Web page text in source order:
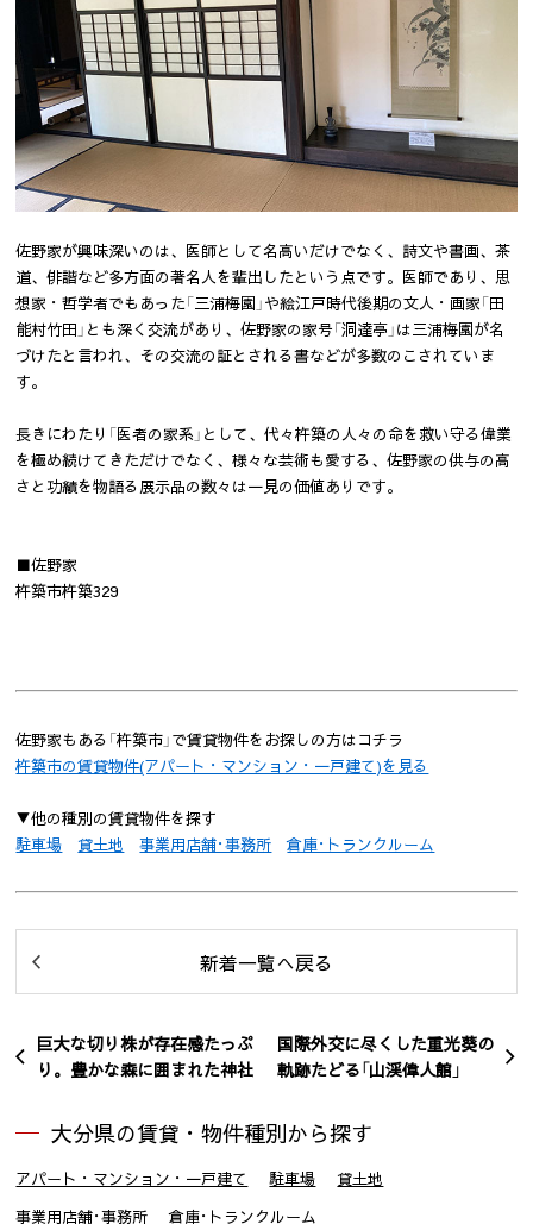
佐野家が興味深いのは、医師として名高いだけでなく、詩文や書画、茶
道、俳諧など多方面の著名人を輩出したという点です。医師であり、思
想家・哲学者でもあった「三浦梅園」や絵江戸時代後期の文人・画家「田
能村竹田」とも深く交流があり、佐野家の家号「洞達亭」は三浦梅園が名
づけたと言われ、その交流の証とされる書などが多数のこされていま
す。
長きにわたり「医者の家系」として、代々杵築の人々の命を救い守る偉業
を極め続けてきただけでなく、様々な芸術も愛する、佐野家の供与の高
さと功績を物語る展示品の数々は一見の価値ありです。
■佐野家
杵築市杵築329
佐野家もある「杵築市」で賃貸物件をお探しの方はコチラ
杵築市の賃貸物件(アパート・マンション・一戸建て)を見る
▼他の種別の賃貸物件を探す
駐車場
貸土地 事業用店舗･事務所 倉庫･トランクルーム
新着一覧へ戻る
巨大な切り株が存在感たっぷ
り。豊かな森に囲まれた神社
国際外交に尽くした重光葵の
軌跡たどる「山渓偉人館」
大分県の賃貸・物件種別から探す
アパート・マンション・一戸建て 駐車場
貸土地
事業用店舗･事務所
倉庫･トランクルーム